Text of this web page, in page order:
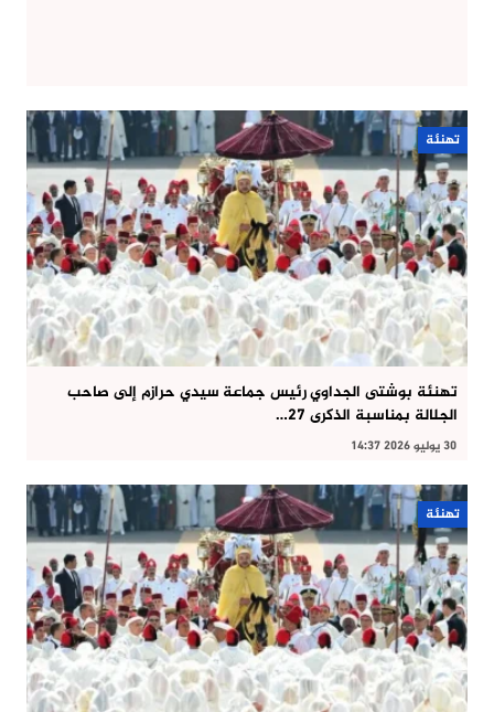
تهنئة
تهنئة بوشتى الجداوي رئيس جماعة سيدي حرازم إلى صاحب
الجلالة بمناسبة الذكرى 27…
30 يوليو 2026 14:37
تهنئة